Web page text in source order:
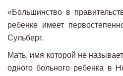
«Большинство в
ребенке имеет
Сульберг.
Мать, имя которой не
одного больного ребенка в